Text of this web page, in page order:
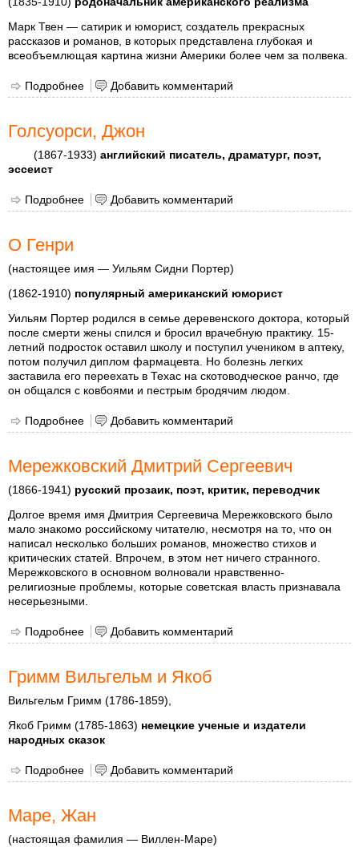
Марк Твен — сатирик и юморист, создатель прекрасных
рассказов и романов, в которых представлена глубокая и
всеобъемлющая картина жизни Америки более чем за полвека.
Подробнее о Марк Твен
Добавить комментарий
Голсуорси, Джон
(1867-1933) английский писатель, драматург, поэт,
эссеист
Подробнее о Голсуорси, Джон
Добавить комментарий
О Генри
(настоящее имя — Уильям Сидни Портер)
(1862-1910) популярный американский юморист
Уильям Портер родился в семье деревенского доктора, который
после смерти жены спился и бросил врачебную практику. 15-
летний подросток оставил школу и поступил учеником в аптеку,
потом получил диплом фармацевта. Но болезнь легких
заставила его переехать в Техас на скотоводческое ранчо, где
он общался с ковбоями и пестрым бродячим людом.
Подробнее о О Генри
Добавить комментарий
Мережковский Дмитрий Сергеевич
(1866-1941) русский прозаик, поэт, критик, переводчик
Долгое время имя Дмитрия Сергеевича Мережковского было
мало знакомо российскому читателю, несмотря на то, что он
написал несколько больших романов, множество стихов и
критических статей. Впрочем, в этом нет ничего странного.
Мережковского в основном волновали нравственно-
религиозные проблемы, которые советская власть признавала
несерьезными.
Подробнее о Мережковский Дмитрий Сергеевич
Добавить комментарий
Гримм Вильгельм и Якоб
Вильгельм Гримм (1786-1859),
Якоб Гримм (1785-1863) немецкие ученые и издатели
народных сказок
Подробнее о Гримм Вильгельм и Якоб
Добавить комментарий
Маре, Жан
(настоящая фамилия — Виллен-Маре)